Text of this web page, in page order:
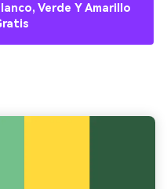
Verde Y Amarillo